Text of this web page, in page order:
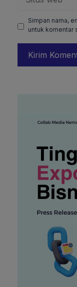
web
Simpan nama,
untuk komentar